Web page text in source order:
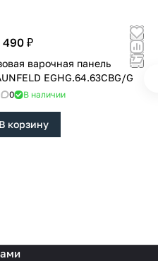
490 ₽
варочная панель
EGHG.64.63CBG/G
0 В наличии
В корзину